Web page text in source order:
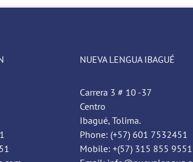
NUEVA LENGUA IBAGUÉ
Carrera 3 # 10 -37
Centro
Ibagué, Tolima.
Phone: (+57) 601 7532451
Mobile: +(57) 315 855 9551